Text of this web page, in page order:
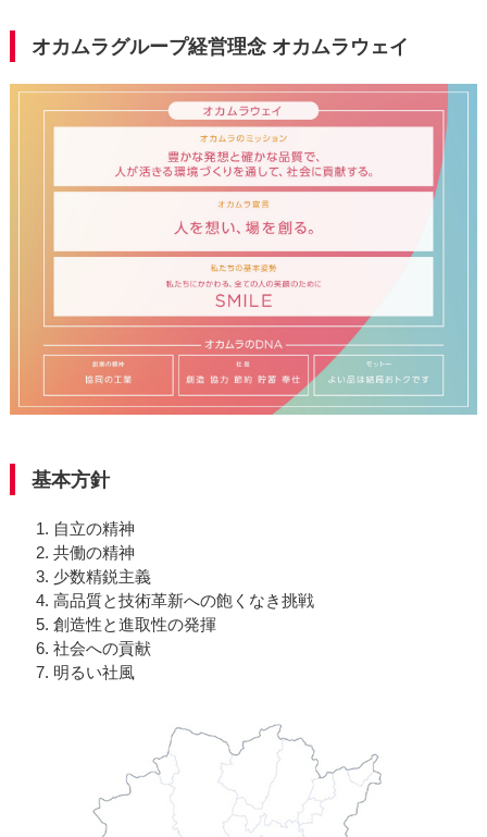
オカムラグループ経営理念 オカムラウェイ
基本方針
自立の精神
共働の精神
少数精鋭主義
高品質と技術革新への飽くなき挑戦
創造性と進取性の発揮
社会への貢献
明るい社風